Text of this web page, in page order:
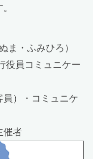
ま・ふみひろ）
役員コミュニケー
）・コミュニケ
催者